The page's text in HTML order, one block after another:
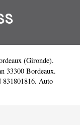
(Gironde).
33300 Bordeaux.
Auto